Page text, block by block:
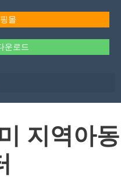
몰
운로드
지역아동